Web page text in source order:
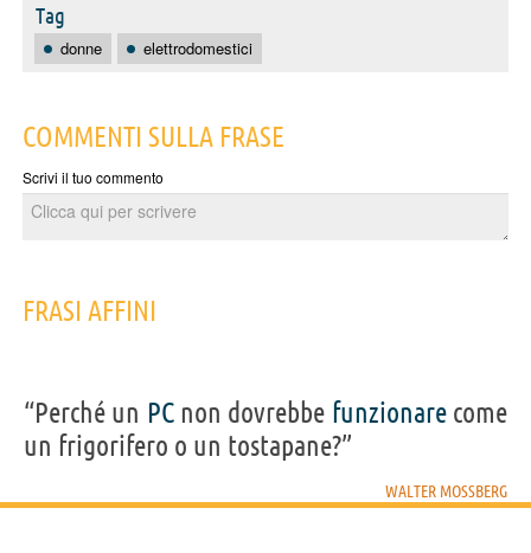
Tag
donne elettrodomestici
COMMENTI SULLA FRASE
Scrivi il tuo commento
FRASI AFFINI
“Perché un PCnon dovrebbe funzionarecome
un frigorifero o un tostapane?”
WALTER MOSSBERG